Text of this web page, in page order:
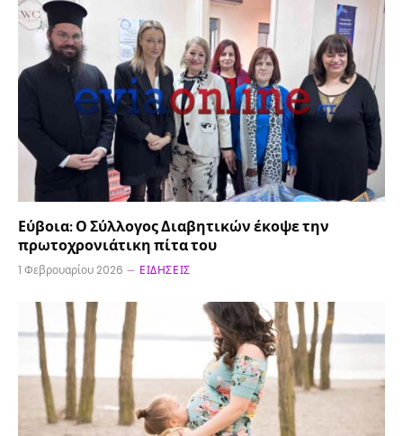
Εύβοια: Ο Σύλλογος Διαβητικών έκοψε την
πρωτοχρονιάτικη πίτα του
1 Φεβρουαρίου 2026 ΕΙΔΉΣΕΙΣ